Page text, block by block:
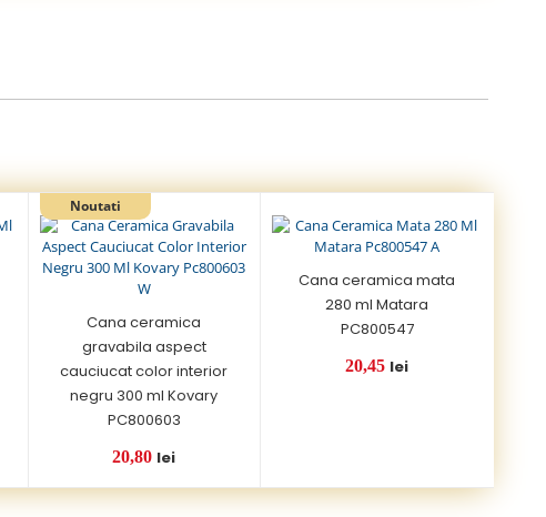
Cana ceramica
gravabila aspect
cauciucat color interior
negru 300 ml Kovary
PC800603
20,80 lei
Cana ceramica mata
280 ml Matara
PC800547
20,45 lei